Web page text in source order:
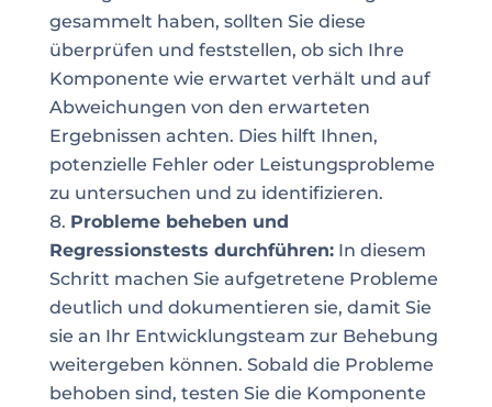
gesammelt haben, sollten Sie diese
überprüfen und feststellen, ob sich Ihre
Komponente wie erwartet verhält und auf
Abweichungen von den erwarteten
Ergebnissen achten. Dies hilft Ihnen,
potenzielle Fehler oder Leistungsprobleme
zu untersuchen und zu identifizieren.
Probleme beheben und
Regressionstests durchführen:In diesem
Schritt machen Sie aufgetretene Probleme
deutlich und dokumentieren sie, damit Sie
sie an Ihr Entwicklungsteam zur Behebung
weitergeben können. Sobald die Probleme
behoben sind, testen Sie die Komponente